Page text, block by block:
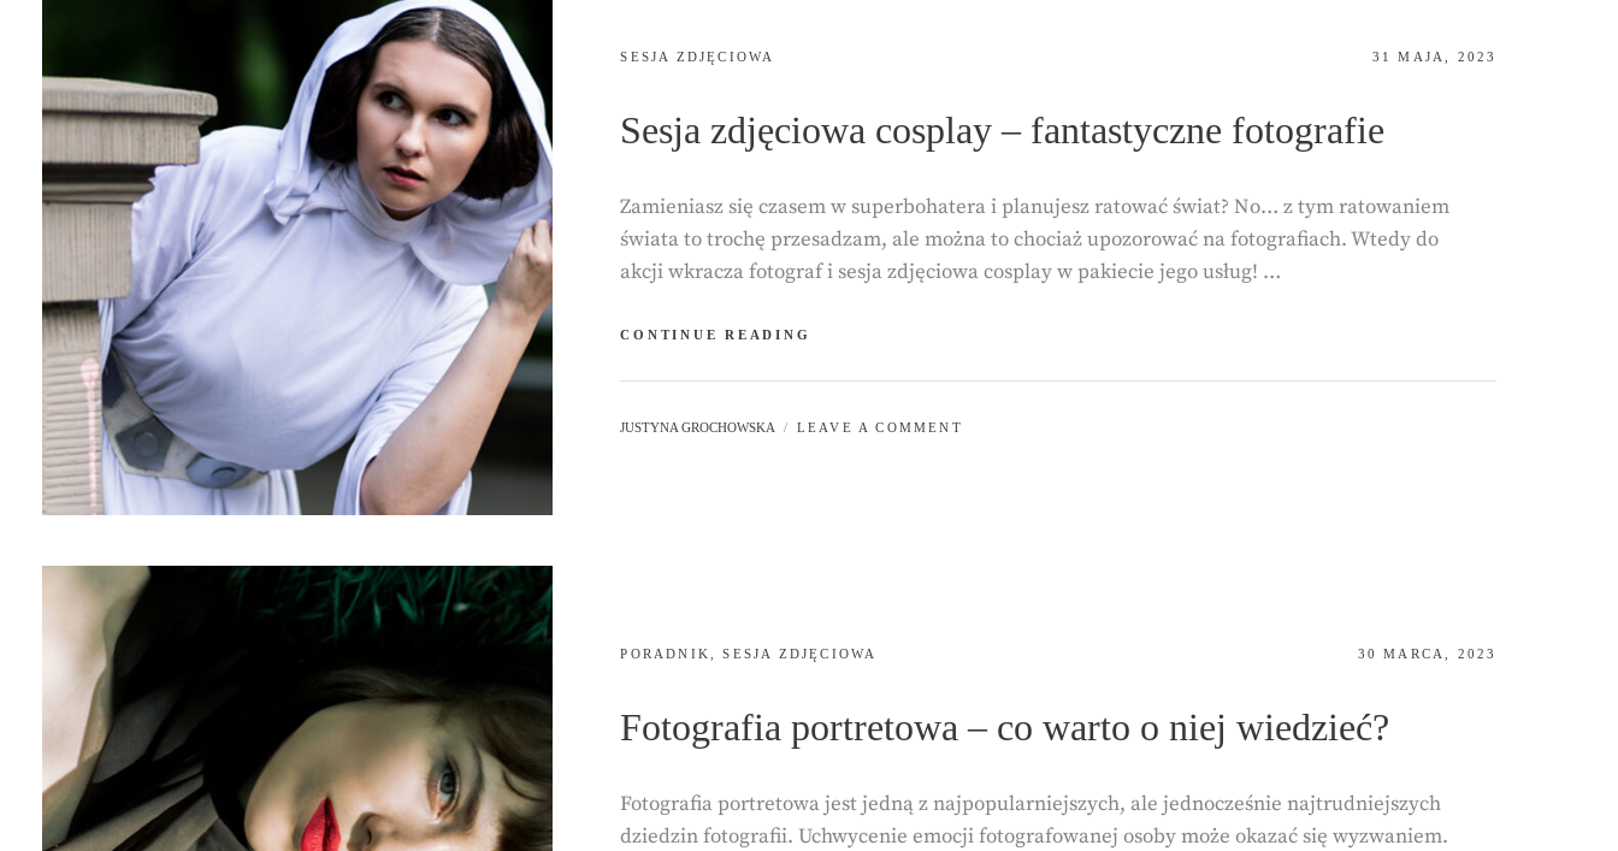
CATEGORIES:
SESJA ZDJĘCIOWA
POSTED
31 MAJA, 2023
Sesja zdjęciowa cosplay – fantastyczne fotografie
Zamieniasz się czasem w superbohatera i planujesz ratować świat? No… z tym ratowaniem
świata to trochę przesadzam, ale można to chociaż upozorować na fotografiach. Wtedy do
akcji wkracza fotograf i sesja zdjęciowa cosplay w pakiecie jego usług! …
CONTINUE READING
COSPLAY
FANTASTYCZNE
BY
JUSTYNA GROCHOWSKA LEAVE A COMMENT
CATEGORIES:
PORADNIK ,SESJA ZDJĘCIOWA
POSTED
30 MARCA, 2023
Fotografia portretowa – co warto o niej wiedzieć?
Fotografia portretowa jest jedną z najpopularniejszych, ale jednocześnie najtrudniejszych
dziedzin fotografii. Uchwycenie emocji fotografowanej osoby może okazać się wyzwaniem.